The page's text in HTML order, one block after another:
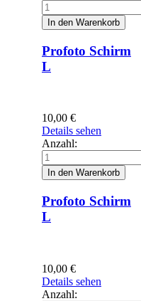
Profoto Schirm
L
10,00 €
Details sehen
Anzahl:
Profoto Schirm
L
10,00 €
Details sehen
Anzahl: